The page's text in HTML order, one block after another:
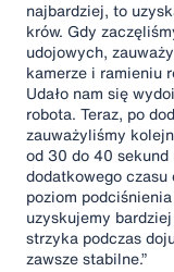
najbardziej, to
krów. Gdy
udojowych,
kamerze i ramieniu
Udało nam się
robota. Teraz, po
zauważyliśmy
od 30 do 40 sekund
dodatkowego czasu
poziom
uzyskujemy
strzyka podczas
zawsze stabilne.”